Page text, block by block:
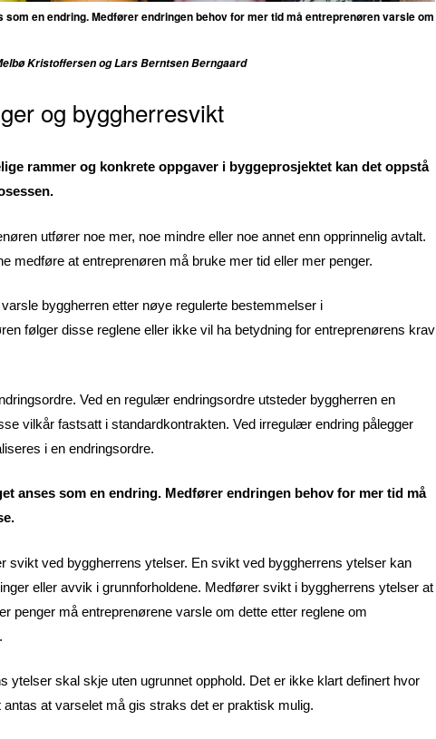
en endring. Medfører endringen behov for mer tid må entreprenøren varsle om
Kristoffersen og Lars Berntsen Berngaard
og byggherresvikt
rammer og konkrete oppgaver i byggeprosjektet kan det oppstå
utfører noe mer, noe mindre eller noe annet enn opprinnelig avtalt.
medføre at entreprenøren må bruke mer tid eller mer penger.
byggherren etter nøye regulerte bestemmelser i
følger disse reglene eller ikke vil ha betydning for entreprenørens krav
Ved en regulær endringsordre utsteder byggherren en
vilkår fastsatt i standardkontrakten. Ved irregulær endring pålegger
i en endringsordre.
anses som en endring. Medfører endringen behov for mer tid må
svikt ved byggherrens ytelser. En svikt ved byggherrens ytelser kan
eller avvik i grunnforholdene. Medfører svikt i byggherrens ytelser at
penger må entreprenørene varsle om dette etter reglene om
ytelser skal skje uten ugrunnet opphold. Det er ikke klart definert hvor
antas at varselet må gis straks det er praktisk mulig.